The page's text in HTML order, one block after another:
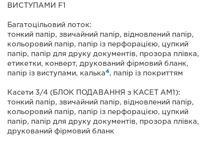
ВИСТУПАМИ F1
Багатоцільовий лоток:
тонкий папір, звичайний папір, відновлений папір,
кольоровий папір, папір із перфорацією, цупкий
папір, папір для друку документів, прозора плівка,
етикетки, конверт, друкований фірмовий бланк,
папір із виступами, калька4, папір із покриттям
Касети 3/4 (БЛОК ПОДАВАННЯ з КАСЕТ AМ1):
тонкий папір, звичайний папір, відновлений папір,
кольоровий папір, папір із перфорацією, цупкий
папір, папір для друку документів, прозора плівка,
друкований фірмовий бланк